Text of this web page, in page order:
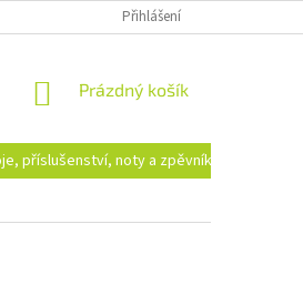
DOPRAVA A PLATBA
Přihlášení
NÁKUPNÍ
Prázdný košík
příslušenství, noty a zpěvníky